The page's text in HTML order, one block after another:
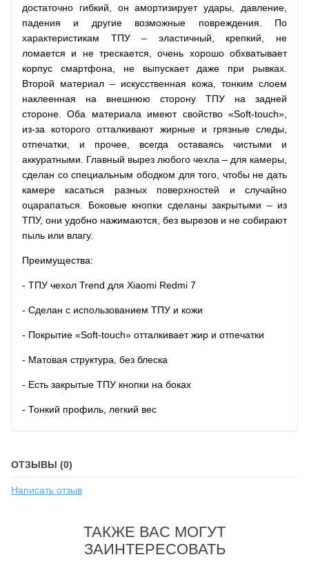
достаточно гибкий, он амортизирует удары, давление,
падения и другие возможные повреждения. По
характеристикам ТПУ – эластичный, крепкий, не
ломается и не трескается, очень хорошо обхватывает
корпус смартфона, не выпускает даже при рывках.
Второй материал – искусственная кожа, тонким слоем
наклеенная на внешнюю сторону ТПУ на задней
стороне. Оба материала имеют свойство «Soft-touch»,
из-за которого отталкивают жирные и грязные следы,
отпечатки, и прочее, всегда оставаясь чистыми и
аккуратными. Главный вырез любого чехла – для камеры,
сделан со специальным ободком для того, чтобы не дать
камере касаться разных поверхностей и случайно
оцарапаться. Боковые кнопки сделаны закрытыми – из
ТПУ, они удобно нажимаются, без вырезов и не собирают
пыль или влагу.
Преимущества:
- ТПУ чехол Trend для Xiaomi Redmi 7
- Сделан с использованием ТПУ и кожи
- Покрытие «Soft-touch» отталкивает жир и отпечатки
- Матовая структура, без блеска
- Есть закрытые ТПУ кнопки на боках
- Тонкий профиль, легкий вес
ОТЗЫВЫ (0)
Написать отзыв
ТАКЖЕ ВАС МОГУТ
ЗАИНТЕРЕСОВАТЬ